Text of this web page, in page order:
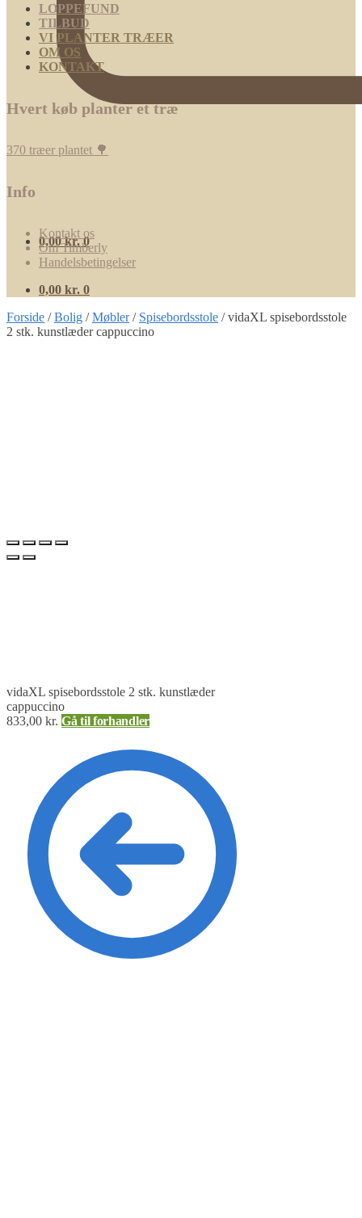
0,00kr. 0
LOPPEFUND
TILBUD
VI PLANTER TRÆER
OM OS
KONTAKT
Hvert køb planter et træ
370 træer plantet 🌳
Info
Kontakt os
Om Timberly
Handelsbetingelser
0,00 kr. 0
Forside /Bolig /Møbler/ Spisebordsstole /vidaXL spisebordsstole
2 stk. kunstlæder cappuccino
vidaXL spisebordsstole 2 stk. kunstlæder
cappuccino
833,00 kr. Gå til forhandler